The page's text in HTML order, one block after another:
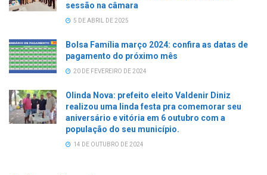
sessão na câmara
5 DE ABRIL DE 2025
Bolsa Família março 2024: confira as datas de
pagamento do próximo mês
20 DE FEVEREIRO DE 2024
Olinda Nova: prefeito eleito Valdenir Diniz
realizou uma linda festa pra comemorar seu
aniversário e vitória em 6 outubro com a
população do seu município.
14 DE OUTUBRO DE 2024